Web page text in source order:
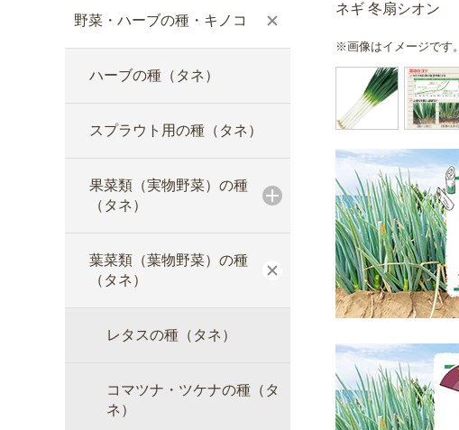
野菜・ハーブの種・キノコ
ハーブの種（タネ）
スプラウト用の種（タネ）
果菜類（実物野菜）の種
（タネ）
葉菜類（葉物野菜）の種
（タネ）
レタスの種（タネ）
コマツナ・ツケナの種（タ
ネ）
ネギ 冬扇シオン
※画像はイメージです。